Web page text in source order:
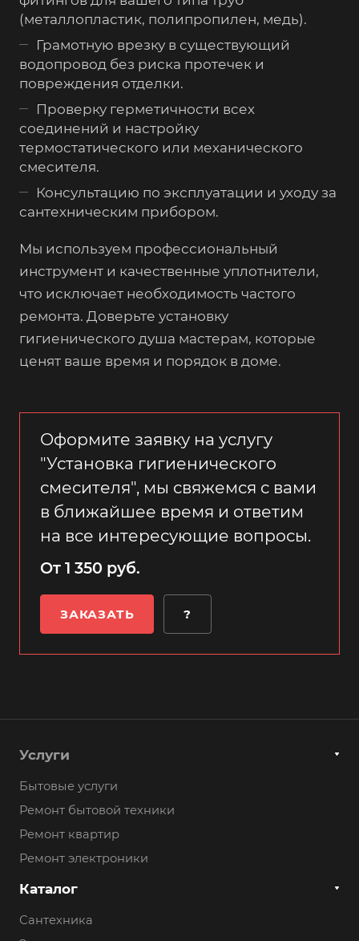
(металлопластик, полипропилен, медь).
Грамотную врезку в существующий
водопровод без риска протечек и
повреждения отделки.
Проверку герметичности всех
соединений и настройку
термостатического или механического
смесителя.
Консультацию по эксплуатации и уходу за
сантехническим прибором.
Мы используем профессиональный
инструмент и качественные уплотнители,
что исключает необходимость частого
ремонта. Доверьте установку
гигиенического душа мастерам, которые
ценят ваше время и порядок в доме.
Оформите заявку на услугу
"Установка гигиенического
смесителя", мы свяжемся с вами
в ближайшее время и ответим
на все интересующие вопросы.
От 1 350 руб.
ЗАКАЗАТЬ ?
Услуги
Бытовые услуги
Ремонт бытовой техники
Ремонт квартир
Ремонт электроники
Каталог
Сантехника